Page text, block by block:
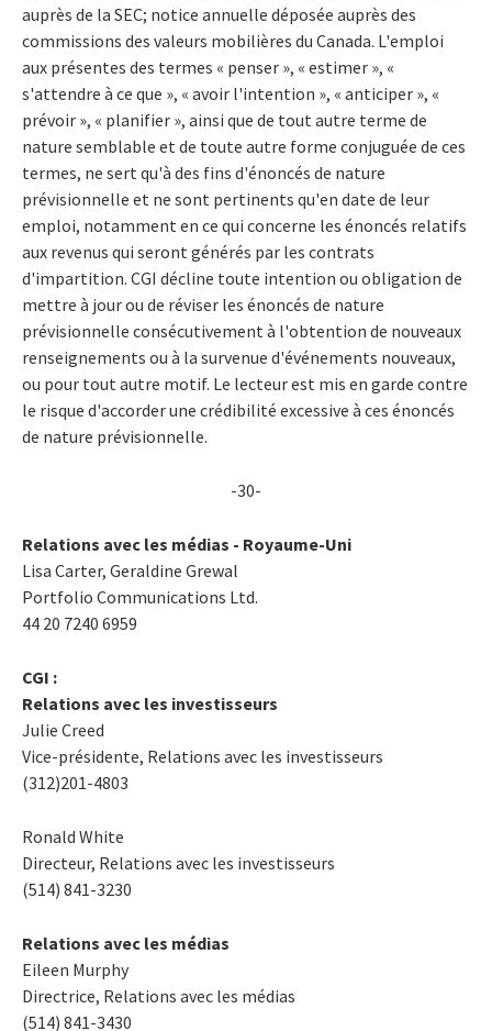
auprès de la SEC; notice annuelle déposée auprès des
commissions des valeurs mobilières du Canada. L'emploi
aux présentes des termes « penser », « estimer », «
s'attendre à ce que », « avoir l'intention », « anticiper », «
prévoir », « planifier », ainsi que de tout autre terme de
nature semblable et de toute autre forme conjuguée de ces
termes, ne sert qu'à des fins d'énoncés de nature
prévisionnelle et ne sont pertinents qu'en date de leur
emploi, notamment en ce qui concerne les énoncés relatifs
aux revenus qui seront générés par les contrats
d'impartition. CGI décline toute intention ou obligation de
mettre à jour ou de réviser les énoncés de nature
prévisionnelle consécutivement à l'obtention de nouveaux
renseignements ou à la survenue d'événements nouveaux,
ou pour tout autre motif. Le lecteur est mis en garde contre
le risque d'accorder une crédibilité excessive à ces énoncés
de nature prévisionnelle.
-30-
Relations avec les médias - Royaume-Uni
Lisa Carter, Geraldine Grewal
Portfolio Communications Ltd.
44 20 7240 6959
CGI :
Relations avec les investisseurs
Julie Creed
Vice-présidente, Relations avec les investisseurs
(312)201-4803
Ronald White
Directeur, Relations avec les investisseurs
(514) 841-3230
Relations avec les médias
Eileen Murphy
Directrice, Relations avec les médias
(514) 841-3430